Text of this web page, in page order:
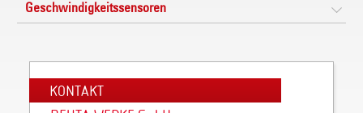
Geschwindigkeitssensoren
KONTAKT